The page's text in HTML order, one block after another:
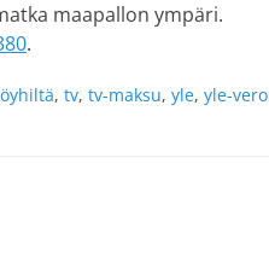
maapallon ympäri.
.
, tv, tv-maksu, yle, yle-vero